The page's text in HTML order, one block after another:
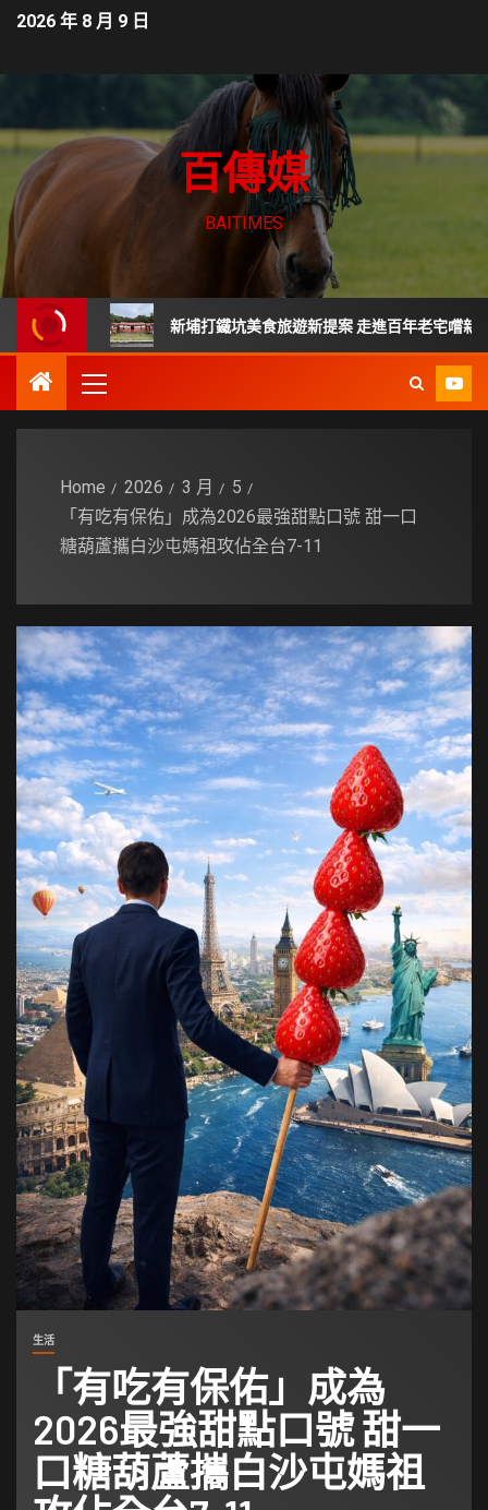
2026 年 8 月 9 日
百傳媒
BAITIMES
新埔打鐵坑美食旅遊新提案 走進百年老宅嚐新竹傳統客
Home 2026 3 月
5
「有吃有保佑」成為2026最強甜點口號 甜一口
糖葫蘆攜白沙屯媽祖攻佔全台7-11
生活
「有吃有保佑」成為
2026最強甜點口號 甜一
口糖葫蘆攜白沙屯媽祖